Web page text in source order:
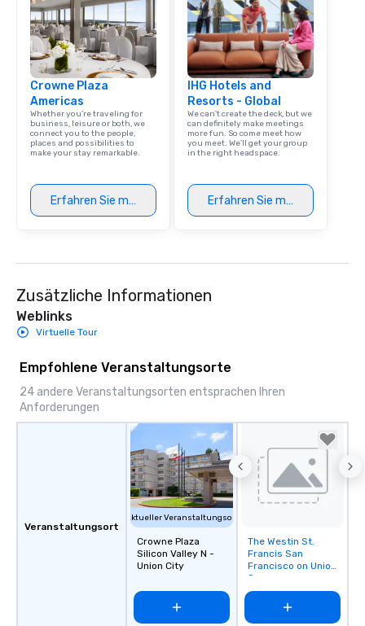
Crowne Plaza
Americas
Whether you’re traveling for
business, leisure or both, we
connect you to the people,
places and possibilities to
make your stay remarkable.
Erfahren Sie mehr
IHG Hotels and
Resorts - Global
We can't create the deck, but we
can definitely make meetings
more fun. So come meet how
you meet. We'll get your group
in the right headspace.
Erfahren Sie mehr
Zusätzliche Informationen
Weblinks
Virtuelle Tour
Empfohlene Veranstaltungsorte
24 andere Veranstaltungsorten entsprachen Ihren
Anforderungen
Veranstaltungsort
Aktueller Veranstaltungsort
Crowne Plaza
Silicon Valley N -
Union City
Removed from
favorites
The Westin St.
Francis San
Francisco on Union
Square